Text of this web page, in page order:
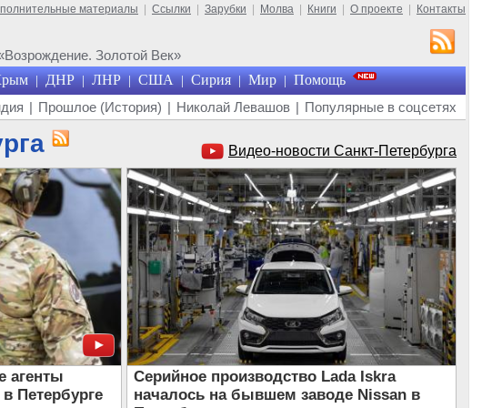
материалы Ссылки Зарубки Молва Книги О проекте Контакты
Золотой Век»
| ДНР | ЛНР | США | Сирия | Мир | Помощь
| Прошлое (История) | Николай Левашов | Популярные в соцсетях
Видео-новости Санкт-Петербурга
агенты
Петербурге
Серийное производство Lada Iskra
началось на бывшем заводе Nissan в